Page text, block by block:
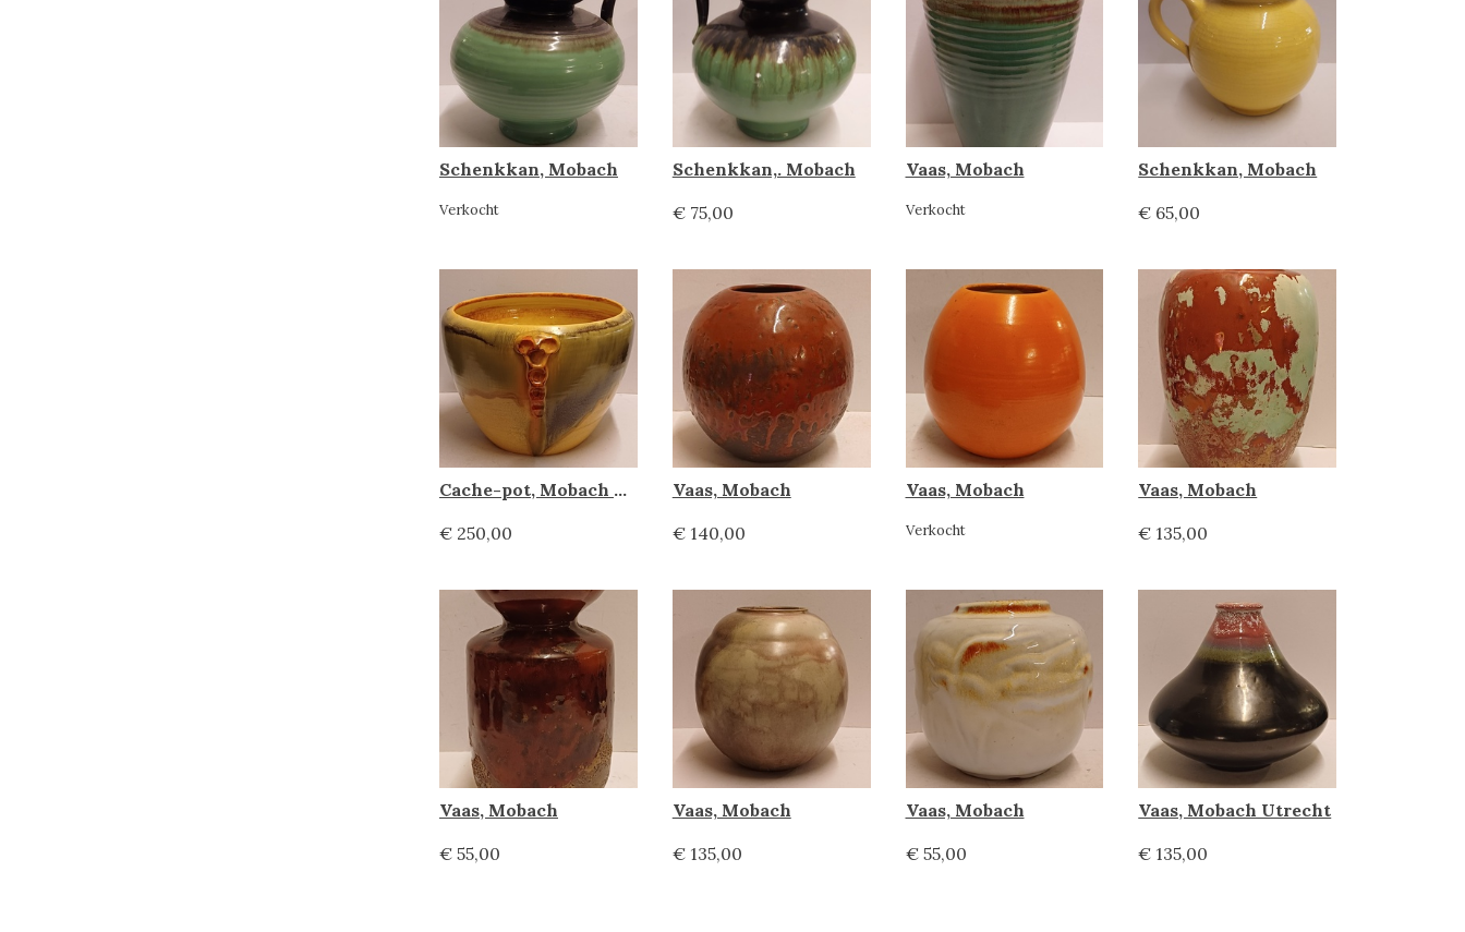
Schenkkan, Mobach
Verkocht
Schenkkan,. Mobach
€ 75,00
Vaas, Mobach
Verkocht
Schenkkan, Mobach
€ 65,00
Cache-pot, Mobach Utrecht
€ 250,00
Vaas, Mobach
€ 140,00
Vaas, Mobach
Verkocht
Vaas, Mobach
€ 135,00
Vaas, Mobach
€ 55,00
Vaas, Mobach
€ 135,00
Vaas, Mobach
€ 55,00
Vaas, Mobach Utrecht
€ 135,00